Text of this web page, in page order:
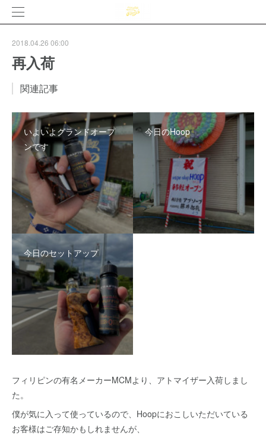
2018.04.26 06:00
再入荷
関連記事
いよいよグランドオープ
ンです
今日のHoop
今日のセットアップ
フィリピンの有名メーカーMCMより、アトマイザー入荷しまし
た。
僕が気に入って使っているので、Hoopにおこしいただいている
お客様はご存知かもしれませんが、